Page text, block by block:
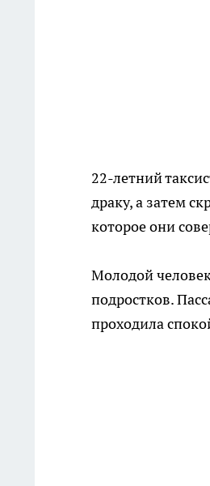
22-летний
драку, а затем
которое они
Молодой
подростков.
проходила